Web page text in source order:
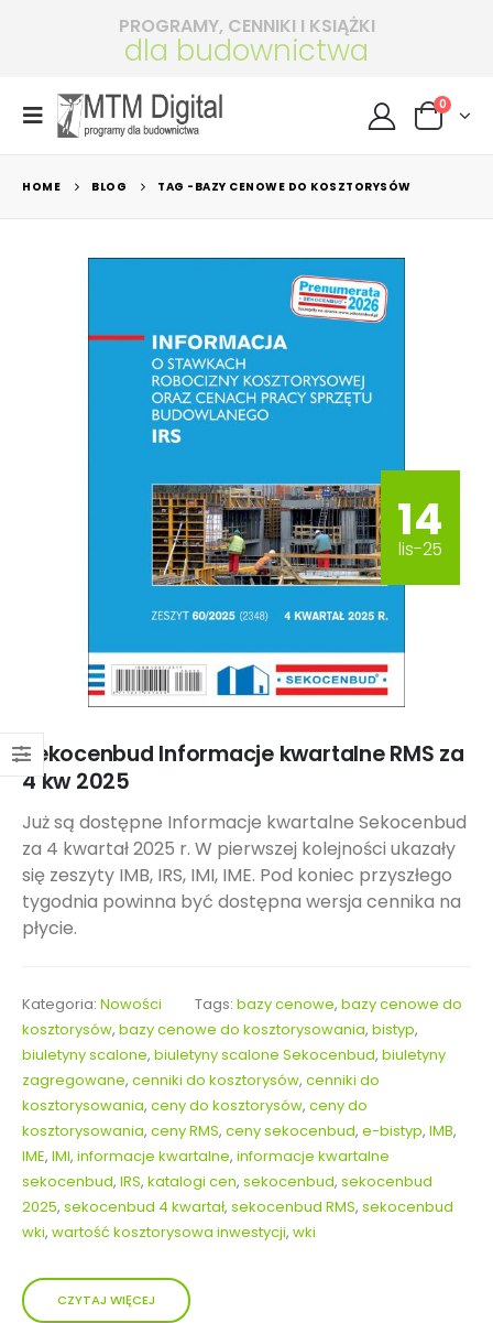
PROGRAMY, CENNIKI I KSIĄŻKI
dla budownictwa
0
HOME BLOG TAG - BAZY CENOWE DO KOSZTORYSÓW
14
lis-25
Sekocenbud Informacje kwartalne RMS za
4 kw 2025
Już są dostępne Informacje kwartalne Sekocenbud
za 4 kwartał 2025 r. W pierwszej kolejności ukazały
się zeszyty IMB, IRS, IMI, IME. Pod koniec przyszłego
tygodnia powinna być dostępna wersja cennika na
płycie.
Kategoria: Nowości Tags: bazy cenowe, bazy cenowe do
kosztorysów, bazy cenowe do kosztorysowania, bistyp,
biuletyny scalone, biuletyny scalone Sekocenbud, biuletyny
zagregowane, cenniki do kosztorysów, cenniki do
kosztorysowania, ceny do kosztorysów, ceny do
kosztorysowania, ceny RMS, ceny sekocenbud, e-bistyp, IMB,
IME, IMI, informacje kwartalne, informacje kwartalne
sekocenbud, IRS, katalogi cen, sekocenbud, sekocenbud
2025, sekocenbud 4 kwartał, sekocenbud RMS, sekocenbud
wki, wartość kosztorysowa inwestycji, wki
CZYTAJ WIĘCEJ